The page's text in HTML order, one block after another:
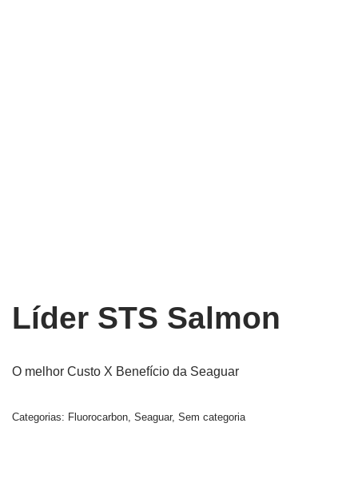
Líder STS Salmon
O melhor Custo X Benefício da Seaguar
Categorias: Fluorocarbon, Seaguar, Sem categoria